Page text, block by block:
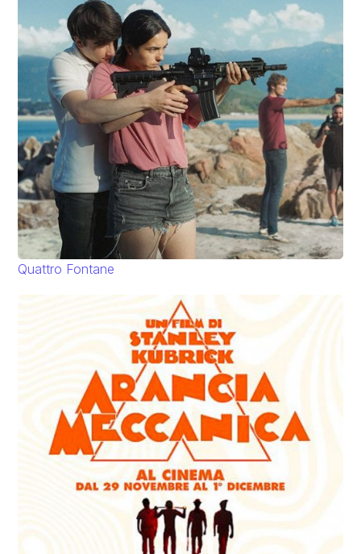
Quattro Fontane